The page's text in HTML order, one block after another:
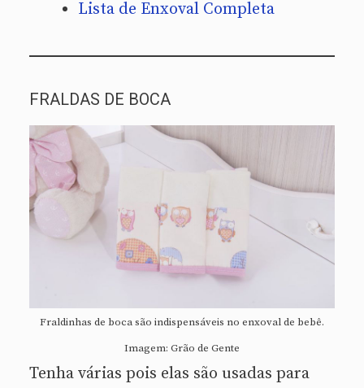
Lista de Enxoval Completa
FRALDAS DE BOCA
Fraldinhas de boca são indispensáveis no enxoval de bebê.
Imagem: Grão de Gente
Tenha várias pois elas são usadas para